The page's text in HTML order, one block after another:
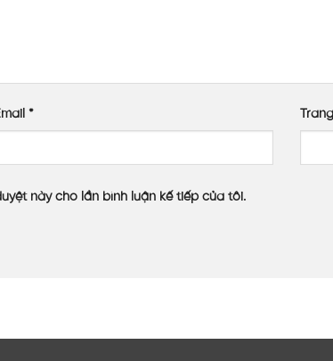
*
này cho lần bình luận kế tiếp của tôi.